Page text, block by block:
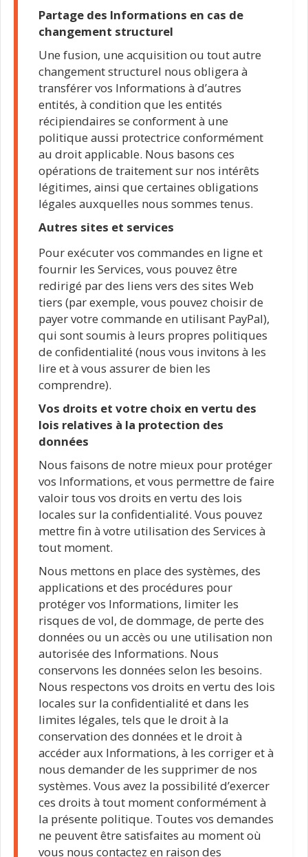
Partage des Informations en cas de
changement structurel
Une fusion, une acquisition ou tout autre
changement structurel nous obligera à
transférer vos Informations à d’autres
entités, à condition que les entités
récipiendaires se conforment à une
politique aussi protectrice conformément
au droit applicable. Nous basons ces
opérations de traitement sur nos intérêts
légitimes, ainsi que certaines obligations
légales auxquelles nous sommes tenus.
Autres sites et services
Pour exécuter vos commandes en ligne et
fournir les Services, vous pouvez être
redirigé par des liens vers des sites Web
tiers (par exemple, vous pouvez choisir de
payer votre commande en utilisant PayPal),
qui sont soumis à leurs propres politiques
de confidentialité (nous vous invitons à les
lire et à vous assurer de bien les
comprendre).
Vos droits et votre choix en vertu des
lois relatives à la protection des
données
Nous faisons de notre mieux pour protéger
vos Informations, et vous permettre de faire
valoir tous vos droits en vertu des lois
locales sur la confidentialité. Vous pouvez
mettre fin à votre utilisation des Services à
tout moment.
Nous mettons en place des systèmes, des
applications et des procédures pour
protéger vos Informations, limiter les
risques de vol, de dommage, de perte des
données ou un accès ou une utilisation non
autorisée des Informations. Nous
conservons les données selon les besoins.
Nous respectons vos droits en vertu des lois
locales sur la confidentialité et dans les
limites légales, tels que le droit à la
conservation des données et le droit à
accéder aux Informations, à les corriger et à
nous demander de les supprimer de nos
systèmes. Vous avez la possibilité d’exercer
ces droits à tout moment conformément à
la présente politique. Toutes vos demandes
ne peuvent être satisfaites au moment où
vous nous contactez en raison des